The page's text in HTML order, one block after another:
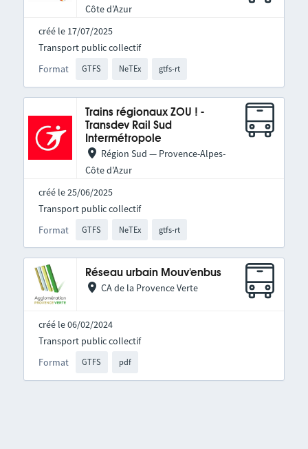
Côte d’Azur
créé le 17/07/2025
Format GTFS NeTEx gtfs-rt
Transport public collectif
Trains régionaux ZOU ! -
Transdev Rail Sud
Intermétropole
Région Sud — Provence-Alpes-
Côte d’Azur
créé le 25/06/2025
Format GTFS NeTEx gtfs-rt
Transport public collectif
Réseau urbain Mouv'enbus
CA de la Provence Verte
créé le 06/02/2024
Format GTFS pdf
Transport public collectif